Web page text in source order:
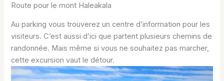
Route pour le mont Haleakala
Au parking vous trouverez un centre d’information pour les
visiteurs. C’est aussi d’ici que partent plusieurs chemins de
randonnée. Mais même si vous ne souhaitez pas marcher,
cette excursion vaut le détour.